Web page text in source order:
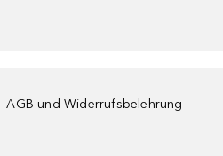
AGB und Widerrufsbelehrung